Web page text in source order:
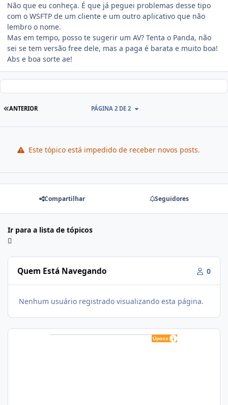
Não que eu conheça. É que já peguei problemas desse tipo
com o WSFTP de um cliente e um outro aplicativo que não
lembro o nome.
Mas em tempo, posso te sugerir um AV? Tenta o Panda, não
sei se tem versão free dele, mas a paga é barata e muito boa!
Abs e boa sorte ae!
ANTERIOR PÁGINA 2 DE 2
Este tópico está impedido de receber novos posts.
Compartilhar Seguidores
Ir para a lista de tópicos
Quem Está Navegando 0
Nenhum usuário registrado visualizando esta página.